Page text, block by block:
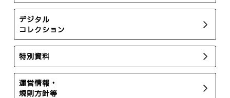
デジタル
コレクション
特別資料
運営情報・
規則方針等